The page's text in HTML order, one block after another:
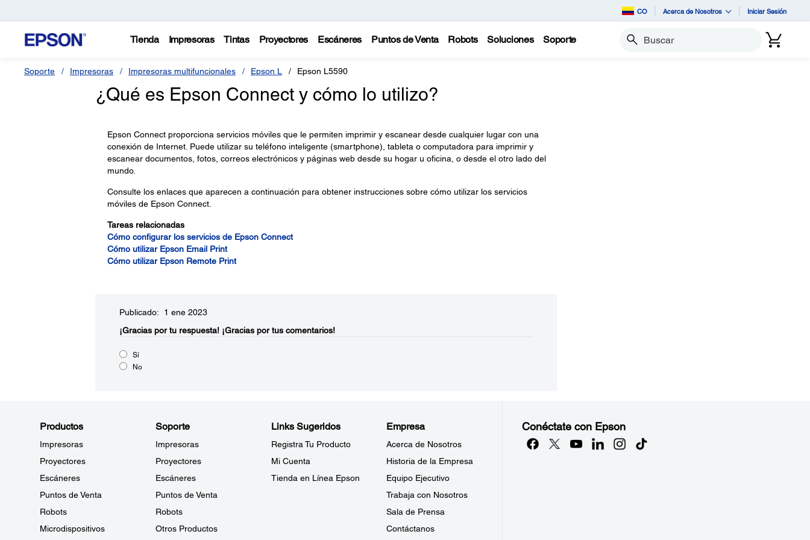
CO Acerca de Nosotros Iniciar Sesión
Tienda Impresoras Tintas Proyectores Escáneres Puntos de Venta Robots Soluciones Soporte Buscar
Soporte Impresoras Impresoras multifuncionales Epson L Epson L5590
¿Qué es Epson Connect y cómo lo utilizo?
Epson Connect proporciona servicios móviles que le permiten imprimir y escanear desde cualquier lugar con una
conexión de Internet. Puede utilizar su teléfono inteligente (smartphone), tableta o computadora para imprimir y
escanear documentos, fotos, correos electrónicos y páginas web desde su hogar u oficina, o desde el otro lado del
mundo.
Consulte los enlaces que aparecen a continuación para obtener instrucciones sobre cómo utilizar los servicios
móviles de Epson Connect.
Tareas relacionadas
Cómo configurar los servicios de Epson Connect
Cómo utilizar Epson Email Print
Cómo utilizar Epson Remote Print
Publicado: 1 ene 2023
¡Gracias por tu respuesta! ¡Gracias por tus comentarios!
Sí
No
Productos
Impresoras
Proyectores
Escáneres
Puntos de Venta
Robots
Microdispositivos
Soporte
Impresoras
Proyectores
Escáneres
Puntos de Venta
Robots
Otros Productos
Links Sugeridos
Registra Tu Producto
Mi Cuenta
Tienda en Línea Epson
Empresa
Acerca de Nosotros
Historia de la Empresa
Equipo Ejecutivo
Trabaja con Nosotros
Sala de Prensa
Contáctanos
Conéctate con Epson